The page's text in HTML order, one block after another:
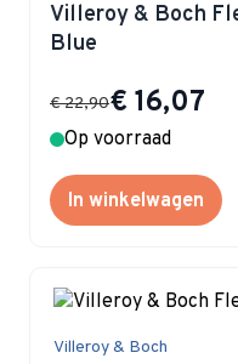
Villeroy & Boch
Blue
Special Price
€ 16,07
€ 22,90
Op voorraad
In winkelwagen
Villeroy & Boch